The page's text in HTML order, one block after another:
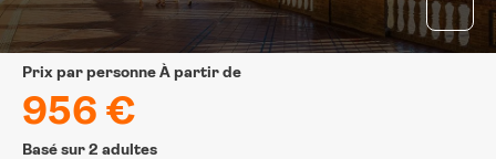
prix par personne À partir de
956 €
Basé sur 2 adultes